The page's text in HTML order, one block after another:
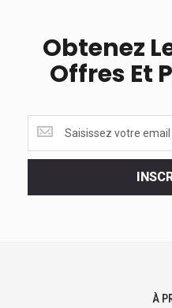
Obtenez
Offres Et
les
dernières
À